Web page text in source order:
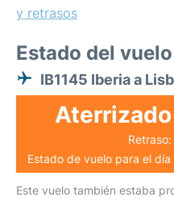
y retrasos
Estado del vuelo
IB1145 Iberia a
Estado de vuelo para el
Este vuelo también estaba